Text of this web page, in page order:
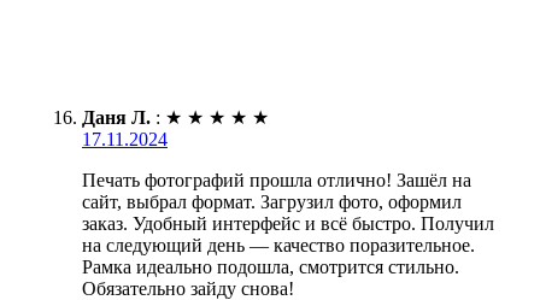
Даня Л. : ★ ★ ★ ★ ★
17.11.2024
Печать фотографий прошла отлично! Зашёл на
сайт, выбрал формат. Загрузил фото, оформил
заказ. Удобный интерфейс и всё быстро. Получил
на следующий день — качество поразительное.
Рамка идеально подошла, смотрится стильно.
Обязательно зайду снова!